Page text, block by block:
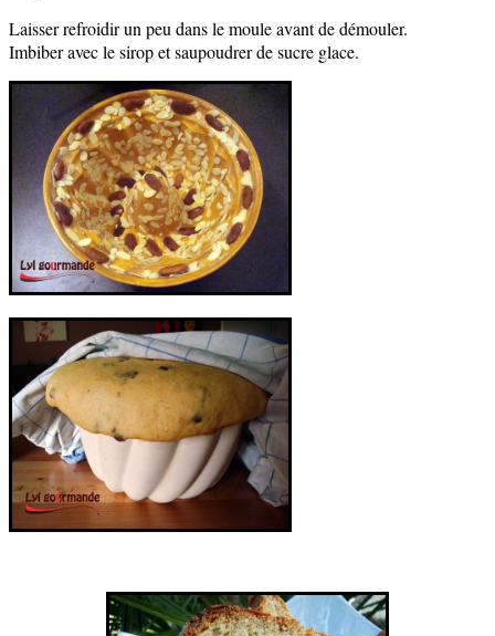
Laisser refroidir un peu dans le moule avant de démouler.
Imbiber avec le sirop et saupoudrer de sucre glace.